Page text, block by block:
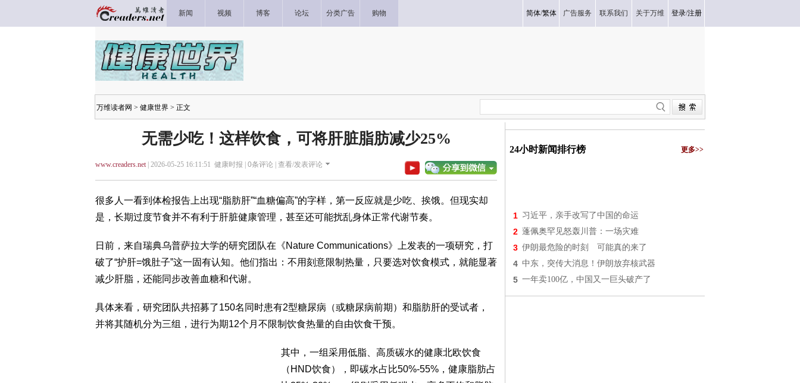
新闻 视频 博客 论坛 分类广告 购物 简体/繁体 广告服务 联系我们 关于万维 登录/注册
万维读者网 > 健康世界 > 正文
无需少吃！这样饮食，可将肝脏脂肪减少25%
www.creaders.net| 2026-05-25 16:11:51 健康时报 | 0条评论 | 查看/发表评论
很多人一看到体检报告上出现“脂肪肝”“血糖偏高”的字样，第一反应就是少吃、挨饿。但现实却
是，长期过度节食并不有利于肝脏健康管理，甚至还可能扰乱身体正常代谢节奏。
日前，来自瑞典乌普萨拉大学的研究团队在《Nature Communications》上发表的一项研究，打
破了“护肝=饿肚子”这一固有认知。他们指出：不用刻意限制热量，只要选对饮食模式，就能显著
减少肝脂，还能同步改善血糖和代谢。
具体来看，研究团队共招募了150名同时患有2型糖尿病（或糖尿病前期）和脂肪肝的受试者，
并将其随机分为三组，进行为期12个月不限制饮食热量的自由饮食干预。
其中，一组采用低脂、高质碳水的健康北欧饮食
（HND饮食），即碳水占比50%-55%，健康脂肪占
24小时新闻排行榜 更多>>
1 习近平，亲手改写了中国的命运
2 蓬佩奥罕见怒轰川普：一场灾难
3 伊朗最危险的时刻 可能真的来了
4 中东，突传大消息！伊朗放弃核武器
5 一年卖100亿，中国又一巨头破产了